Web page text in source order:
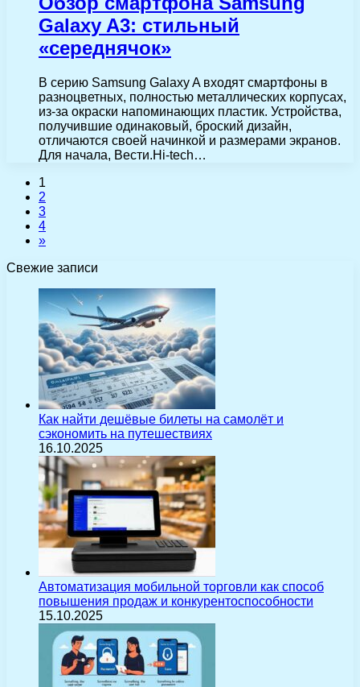
Galaxy A3: стильный
«середнячок»
В серию Samsung Galaxy A входят смартфоны в
разноцветных, полностью металлических корпусах,
из-за окраски напоминающих пластик. Устройства,
получившие одинаковый, броский дизайн,
отличаются своей начинкой и размерами экранов.
Для начала, Вести.Hi-tech…
1
2
3
4
»
Свежие записи
Как найти дешёвые билеты на самолёт и
сэкономить на путешествиях
16.10.2025
Автоматизация мобильной торговли как способ
повышения продаж и конкурентоспособности
15.10.2025